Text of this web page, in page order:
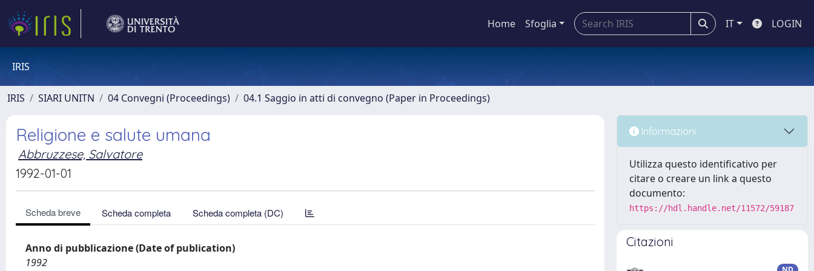
Home Sfoglia IT LOGIN
IRIS
IRIS SIARI UNITN 04 Convegni (Proceedings) 04.1 Saggio in atti di convegno (Paper in Proceedings)
Religione e salute umana
Abbruzzese, Salvatore
1992-01-01
Scheda breve Scheda completa Scheda completa (DC)
Anno di pubblicazione (Date of publication)
1992
Informazioni
Utilizza questo identificativo per
citare o creare un link a questo
documento:
https://hdl.handle.net/11572/59187
Citazioni